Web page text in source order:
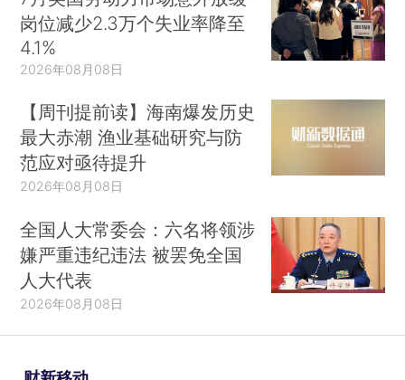
岗位减少2.3万个失业率降至
4.1%
2026年08月08日
【周刊提前读】海南爆发历史
最大赤潮 渔业基础研究与防
范应对亟待提升
2026年08月08日
全国人大常委会：六名将领涉
嫌严重违纪违法 被罢免全国
人大代表
2026年08月08日